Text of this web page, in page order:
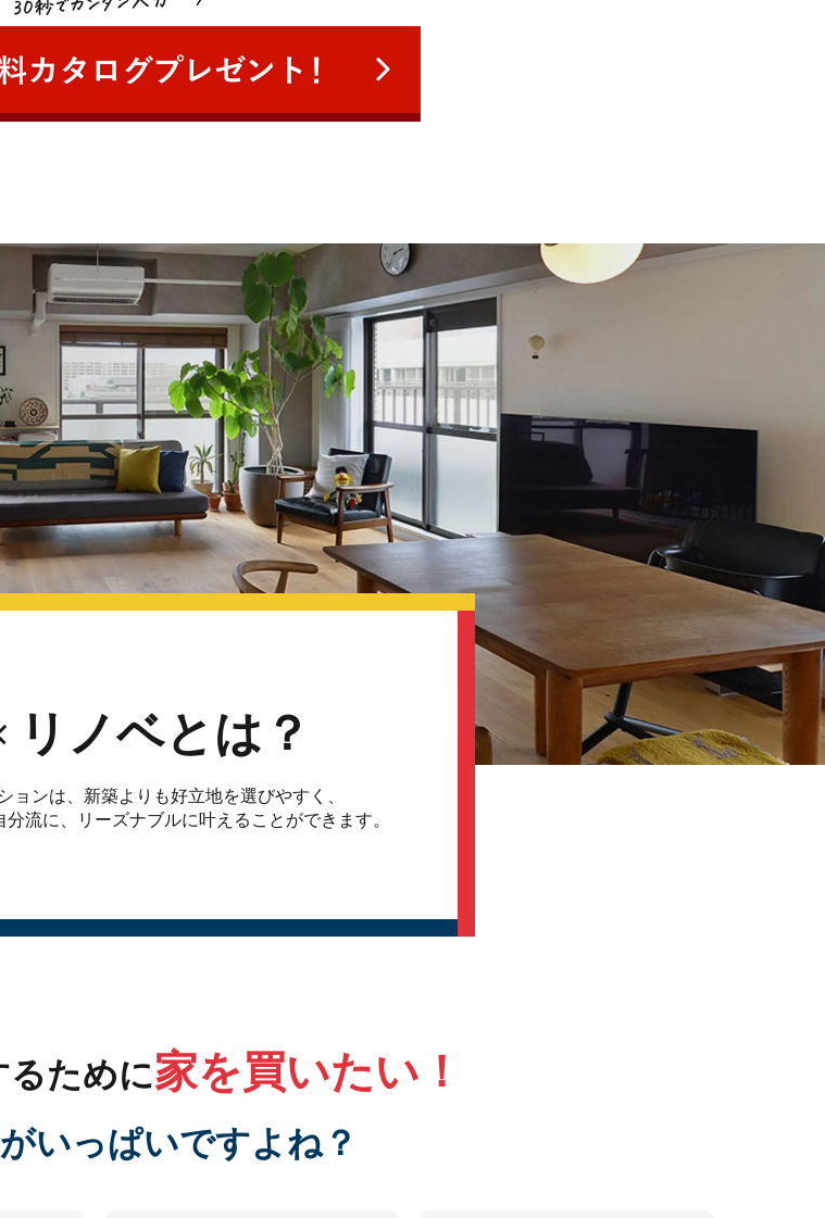
リノベとは？
ョンは、新築よりも好立地を選びやすく、
流に、リーズナブルに叶えることができます。
ために家を買いたい！
いっぱいですよね？